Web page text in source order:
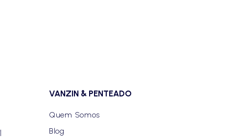
VANZIN & PENTEADO
Quem Somos
Blog